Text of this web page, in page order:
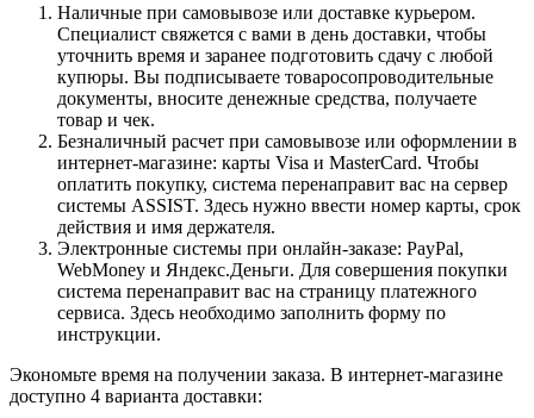
Наличные при самовывозе или доставке курьером.
Специалист свяжется с вами в день доставки, чтобы
уточнить время и заранее подготовить сдачу с любой
купюры. Вы подписываете товаросопроводительные
документы, вносите денежные средства, получаете
товар и чек.
Безналичный расчет при самовывозе или оформлении в
интернет-магазине: карты Visa и MasterCard. Чтобы
оплатить покупку, система перенаправит вас на сервер
системы ASSIST. Здесь нужно ввести номер карты, срок
действия и имя держателя.
Электронные системы при онлайн-заказе: PayPal,
WebMoney и Яндекс.Деньги. Для совершения покупки
система перенаправит вас на страницу платежного
сервиса. Здесь необходимо заполнить форму по
инструкции.
Экономьте время на получении заказа. В интернет-магазине
доступно 4 варианта доставки: